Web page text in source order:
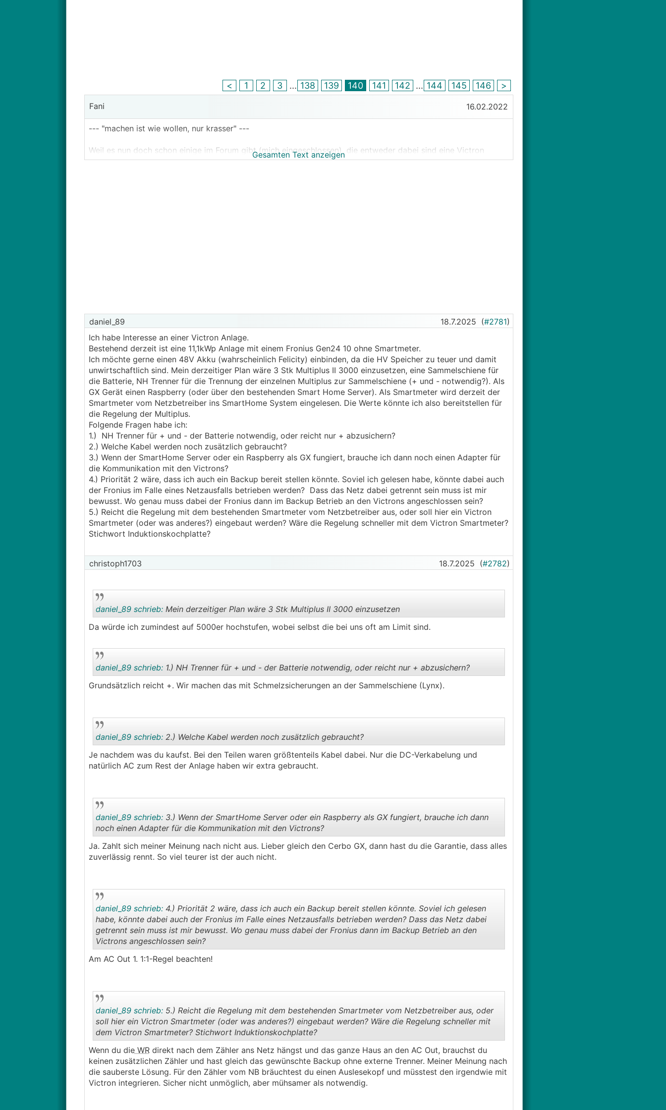
< 1 2 3 ... 138 139 140 141 142 ... 144 145 146 >
Fani 16.02.2022
--- "machen ist wie wollen, nur krasser" ---
Weil es nun doch schon einige im Forum gibt (mich eingeschlossen), die entweder dabei sind eine Victron
Anlage zu bauen oder zumindest mal sehr intensiv darüber nachdenken.
Gesamten Text anzeigen
daniel_89 18.7.2025 (#2781)
Ich habe Interesse an einer Victron Anlage.
Bestehend derzeit ist eine 11,1kWp Anlage mit einem Fronius Gen24 10 ohne Smartmeter.
Ich möchte gerne einen 48V Akku (wahrscheinlich Felicity) einbinden, da die HV Speicher zu teuer und damit
unwirtschaftlich sind. Mein derzeitiger Plan wäre 3 Stk Multiplus II 3000 einzusetzen, eine Sammelschiene für
die Batterie, NH Trenner für die Trennung der einzelnen Multiplus zur Sammelschiene (+ und - notwendig?). Als
GX Gerät einen Raspberry (oder über den bestehenden Smart Home Server). Als Smartmeter wird derzeit der
Smartmeter vom Netzbetreiber ins SmartHome System eingelesen. Die Werte könnte ich also bereitstellen für
die Regelung der Multiplus.
Folgende Fragen habe ich:
1.) NH Trenner für + und - der Batterie notwendig, oder reicht nur + abzusichern?
2.) Welche Kabel werden noch zusätzlich gebraucht?
3.) Wenn der SmartHome Server oder ein Raspberry als GX fungiert, brauche ich dann noch einen Adapter für
die Kommunikation mit den Victrons?
4.) Priorität 2 wäre, dass ich auch ein Backup bereit stellen könnte. Soviel ich gelesen habe, könnte dabei auch
der Fronius im Falle eines Netzausfalls betrieben werden? Dass das Netz dabei getrennt sein muss ist mir
bewusst. Wo genau muss dabei der Fronius dann im Backup Betrieb an den Victrons angeschlossen sein?
5.) Reicht die Regelung mit dem bestehenden Smartmeter vom Netzbetreiber aus, oder soll hier ein Victron
Smartmeter (oder was anderes?) eingebaut werden? Wäre die Regelung schneller mit dem Victron Smartmeter?
Stichwort Induktionskochplatte?
christoph1703 18.7.2025 (#2782)
..
daniel_89 schrieb:Mein derzeitiger Plan wäre 3 Stk Multiplus II 3000 einzusetzen
Da würde ich zumindest auf 5000er hochstufen, wobei selbst die bei uns oft am Limit sind.
daniel_89 schrieb:1.) NH Trenner für + und - der Batterie notwendig, oder reicht nur + abzusichern?
Grundsätzlich reicht +. Wir machen das mit Schmelzsicherungen an der Sammelschiene (Lynx).
daniel_89 schrieb:2.) Welche Kabel werden noch zusätzlich gebraucht?
Je nachdem was du kaufst. Bei den Teilen waren größtenteils Kabel dabei. Nur die DC-Verkabelung und
natürlich AC zum Rest der Anlage haben wir extra gebraucht.
..
daniel_89 schrieb:3.) Wenn der SmartHome Server oder ein Raspberry als GX fungiert, brauche ich dann
noch einen Adapter für die Kommunikation mit den Victrons?
Ja. Zahlt sich meiner Meinung nach nicht aus. Lieber gleich den Cerbo GX, dann hast du die Garantie, dass alles
zuverlässig rennt. So viel teurer ist der auch nicht.
..
daniel_89 schrieb:4.) Priorität 2 wäre, dass ich auch ein Backup bereit stellen könnte. Soviel ich gelesen
habe, könnte dabei auch der Fronius im Falle eines Netzausfalls betrieben werden? Dass das Netz dabei
getrennt sein muss ist mir bewusst. Wo genau muss dabei der Fronius dann im Backup Betrieb an den
Victrons angeschlossen sein?
Am AC Out 1. 1:1-Regel beachten!
..
daniel_89 schrieb:5.) Reicht die Regelung mit dem bestehenden Smartmeter vom Netzbetreiber aus, oder
soll hier ein Victron Smartmeter (oder was anderes?) eingebaut werden? Wäre die Regelung schneller mit
dem Victron Smartmeter? Stichwort Induktionskochplatte?
Wenn du dieWRdirekt nach dem Zähler ans Netz hängst und das ganze Haus an den AC Out, brauchst du
keinen zusätzlichen Zähler und hast gleich das gewünschte Backup ohne externe Trenner. Meiner Meinung nach
die sauberste Lösung. Für den Zähler vom NB bräuchtest du einen Auslesekopf und müsstest den irgendwie mit
Victron integrieren. Sicher nicht unmöglich, aber mühsamer als notwendig.